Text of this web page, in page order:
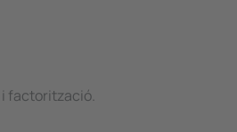
factorització.